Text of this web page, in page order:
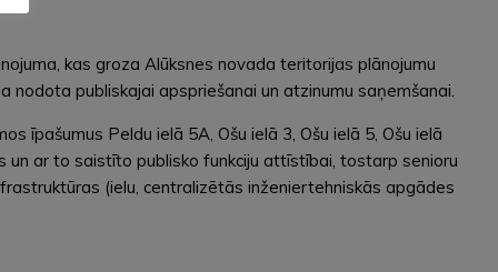
kas groza Alūksnes novada teritorijas plānojumu
nodota publiskajai apspriešanai un atzinumu saņemšanai.
īpašumus Peldu ielā 5A, Ošu ielā 3, Ošu ielā 5, Ošu ielā
ar to saistīto publisko funkciju attīstībai, tostarp senioru
(ielu, centralizētās inženiertehniskās apgādes